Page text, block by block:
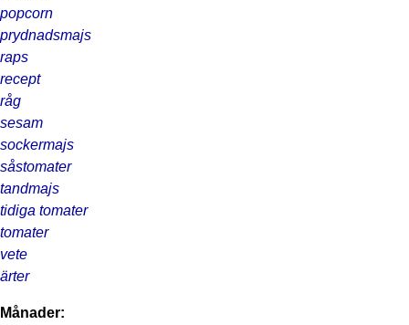
popcorn
prydnadsmajs
raps
recept
råg
sesam
sockermajs
såstomater
tandmajs
tidiga tomater
tomater
vete
ärter
Månader: